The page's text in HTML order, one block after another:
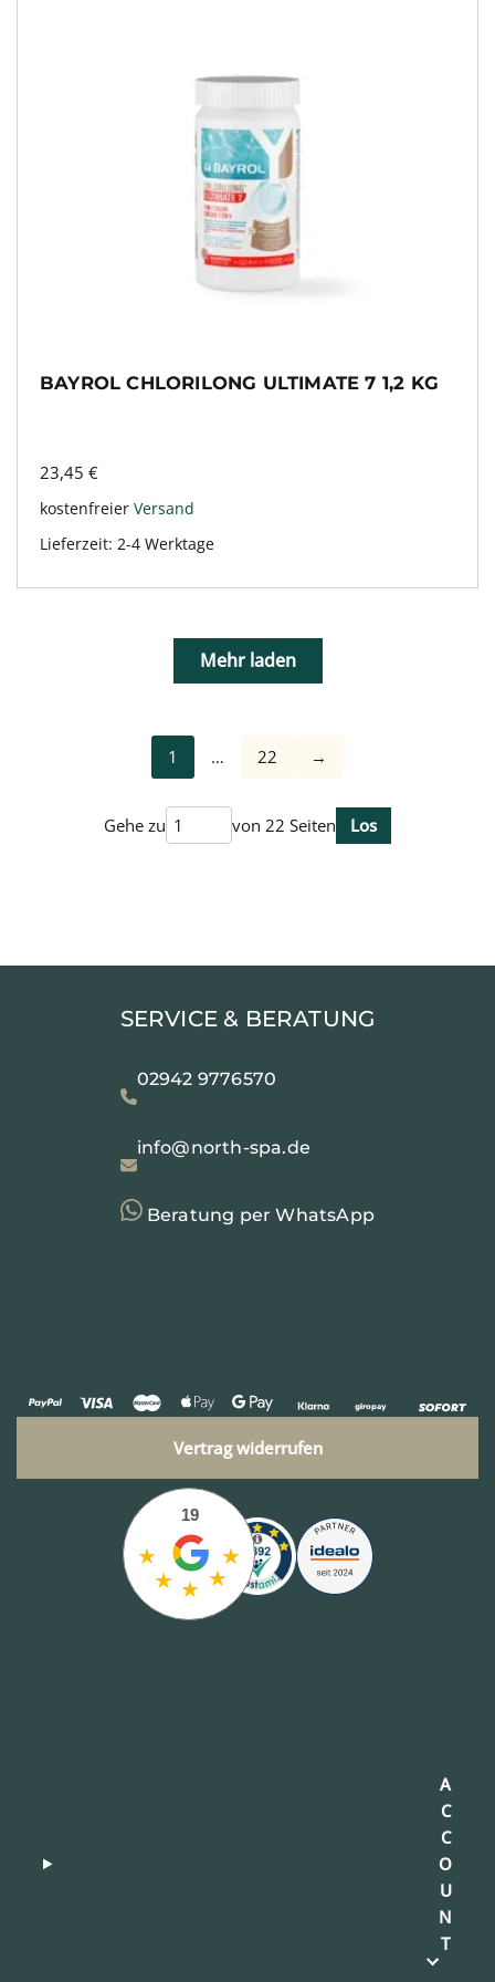
BAYROL CHLORILONG ULTIMATE 7 1,2 KG
23,45 €
kostenfreier Versand
Lieferzeit: 2-4 Werktage
Mehr laden
1 … 22 →
Gehe zu von 22 Seiten Los
SERVICE & BERATUNG
02942 9776570
info@north-spa.de
Beratung per WhatsApp
Vertrag widerrufen
★
★ ★ ★
★
19
A
C
C
O
U
N
T